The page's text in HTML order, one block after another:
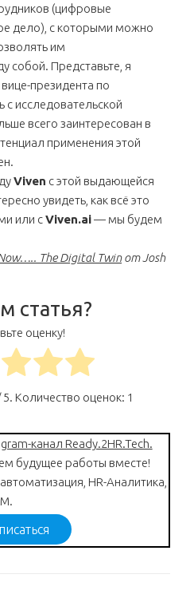
(цифровые
дело), с которыми можно
им
собой. Представьте, я
президента по
исследовательской
всего заинтересован в
применения этой
Viven с этой выдающейся
увидеть, как всё это
или сViven.ai— мы будем
The Digital Twinот Josh
статья?
оценку!
5. Количество оценок: 1
канал Ready.2HR.Tech.
будущее работы вместе!
автоматизация, HR-Аналитика,